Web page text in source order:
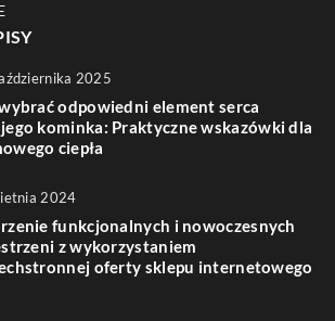
2025
odpowiedni element serca
kominka: Praktyczne wskazówki dla
ciepła
2024
funkcjonalnych i nowoczesnych
z wykorzystaniem
oferty sklepu internetowego